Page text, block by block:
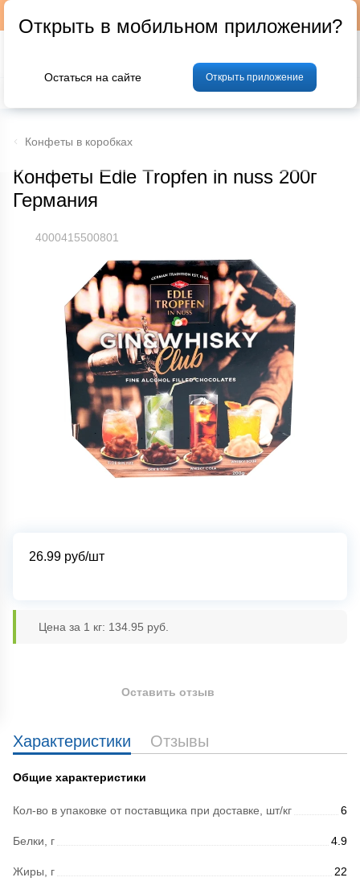
Фрукты и овощи Мясо Птица
Конфеты в коробках
Конфеты Edle Tropfen in nuss 200г
Германия
4000415500801
26.99 руб/шт
Цена за 1 кг: 134.95 руб.
Характеристики Отзывы
Общие характеристики
Кол-во в упаковке от поставщика при доставке, шт/кг 6
Белки, г 4.9
Жиры, г 22
Оставить отзыв
Открыть в мобильном приложении?
Остаться на сайте Открыть приложение